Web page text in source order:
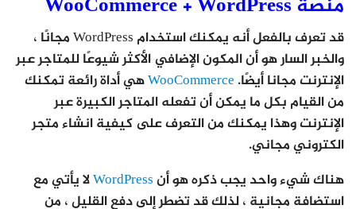
قد تعرف بالفعل أنه يمكنك استخدام WordPress مجانًا ،
والخبر السار هو أن المكون الإضافي الأكثر شيوعًا للمتاجر عبر
الإنترنت مجانا أيضًا. WooCommerceهي أداة رائعة تمكنك
من القيام بكل ما يمكن أن تفعله المتاجر الكبيرة عبر
الإنترنت وهذا يمكنك من التعرف على كيفية انشاء متجر
الكتروني مجاني.
هناك شيء واحد يجب ذكره هو أنWordPressلا يأتي مع
استضافة مجانية ، لذلك قد تضطر إلى دفع القليل ، من